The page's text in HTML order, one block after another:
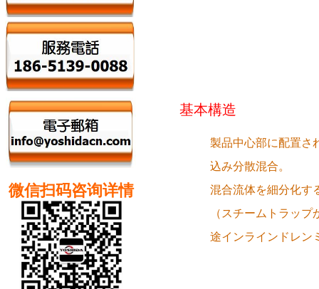
基本構造
製品中心部に配置さ
込み分散混合。
混合流体を細分化す
（スチームトラッ
途インラインドレン
微信扫码咨询详情